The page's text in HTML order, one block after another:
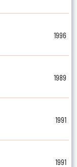
1996
1989
1991
1991